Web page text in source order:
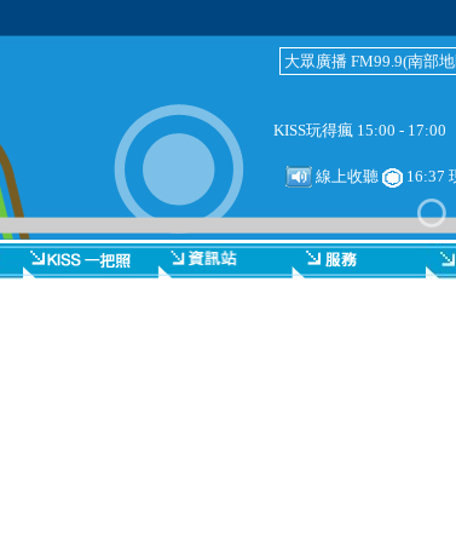
大眾廣播 FM99.9(南部
KISS玩得瘋 15:00 - 17:00
線上收聽 16:37